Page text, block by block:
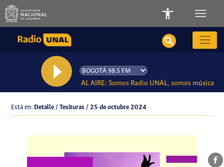
AL AIRE: Somos Radio UNAL, somos música
Está en: Detalle / Tesituras / 25 de octubre 2024